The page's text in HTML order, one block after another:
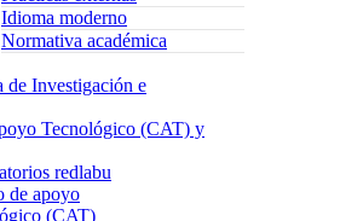
Idioma moderno
Normativa académica
de Investigación e
Tecnológico (CAT) y
redlabu
de apoyo
(CAT)